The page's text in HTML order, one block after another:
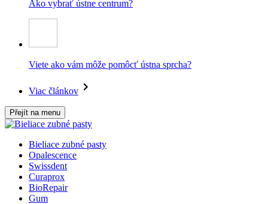
Ako vybrať ústne centrum?
Viete ako vám môže pomôcť ústna sprcha?
Viac článkov
Přejít na menu
Bieliace zubné pasty
Opalescence
Swissdent
Curaprox
BioRepair
Gum